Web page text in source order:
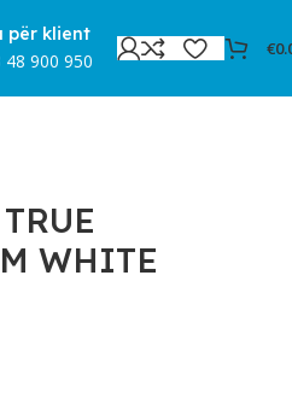
për klient
48 900 950
€
WHITE